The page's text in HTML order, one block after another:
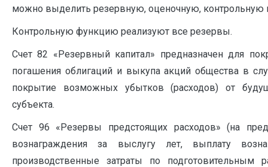
можно выделить резервную, оценочную, контрольную
Контрольную функцию реализуют все резервы.
Счет 82 «Резервный капитал» предназначен для
погашения облигаций и выкупа акций общества в
покрытие возможных убытков (расходов) от
субъекта.
Счет 96 «Резервы предстоящих расходов» (на
вознаграждения за выслугу лет, выплату
производственные затраты по